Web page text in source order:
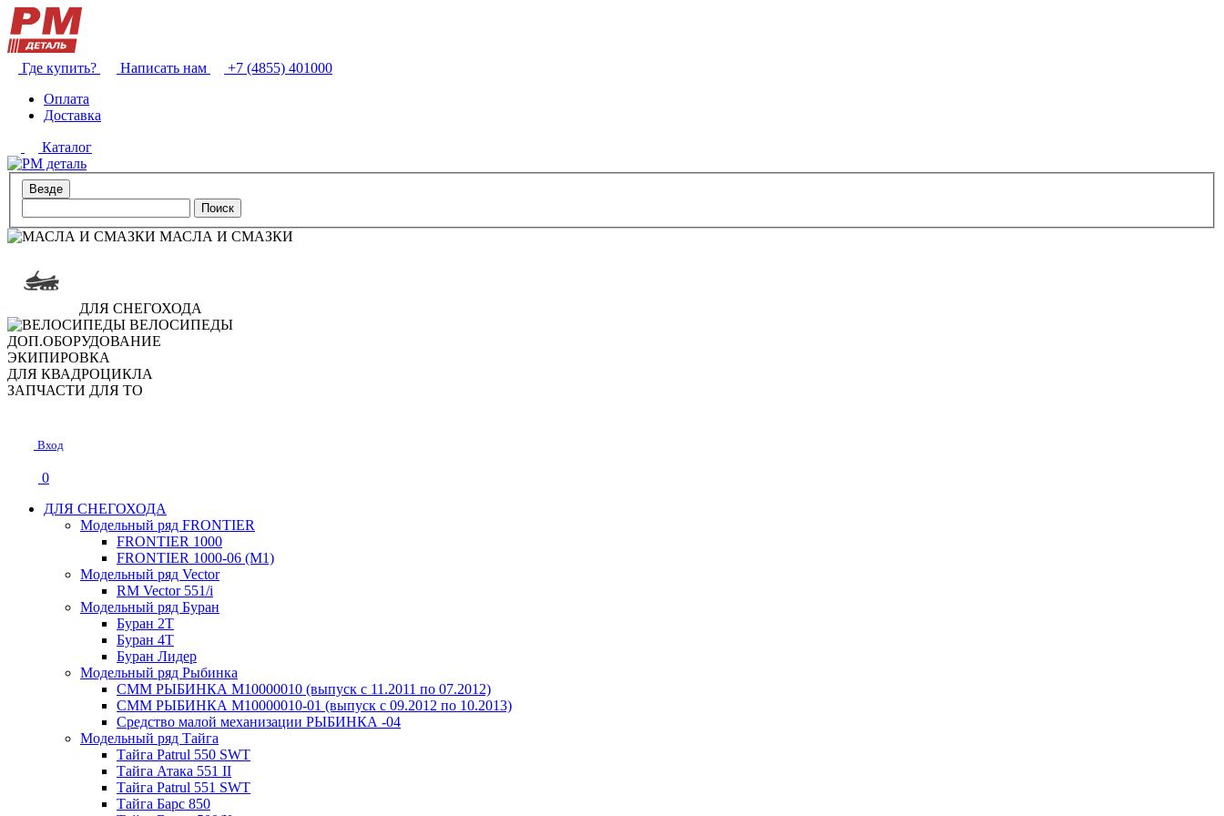
Где купить? Написать нам
+7 (4855) 401000
Оплата
Доставка
Каталог
Поиск
МАСЛА И СМАЗКИ
ДЛЯ СНЕГОХОДА
ВЕЛОСИПЕДЫ
ДОП.ОБОРУДОВАНИЕ
ЭКИПИРОВКА
ДЛЯ КВАДРОЦИКЛА
ЗАПЧАСТИ ДЛЯ ТО
Вход
0
ДЛЯ СНЕГОХОДА
Модельный ряд FRONTIER
FRONTIER 1000
FRONTIER 1000-06 (М1)
Модельный ряд Vector
RM Vector 551/i
Модельный ряд Буран
Буран 2Т
Буран 4Т
Буран Лидер
Модельный ряд Рыбинка
СММ РЫБИНКА M10000010 (выпуск с 11.2011 по 07.2012)
СММ РЫБИНКА M10000010-01 (выпуск с 09.2012 по 10.2013)
Средство малой механизации РЫБИНКА -04
Модельный ряд Тайга
Тайга Patrul 550 SWT
Тайга Атака 551 II
Тайга Patrul 551 SWT
Тайга Барс 850